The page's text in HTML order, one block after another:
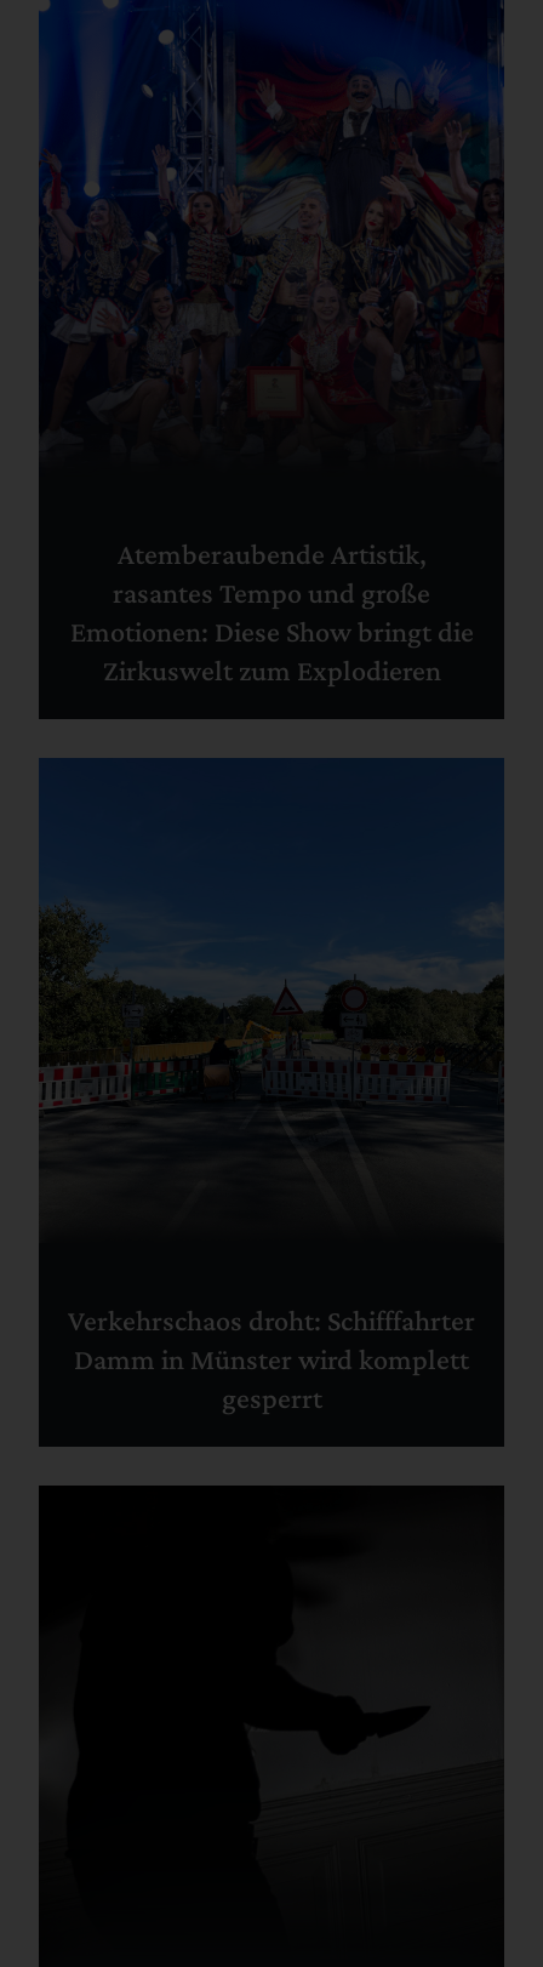
Atemberaubende Artistik,
rasantes Tempo und große
Emotionen: Diese Show bringt die
Zirkuswelt zum Explodieren
Verkehrschaos droht: Schifffahrter
Damm in Münster wird komplett
gesperrt